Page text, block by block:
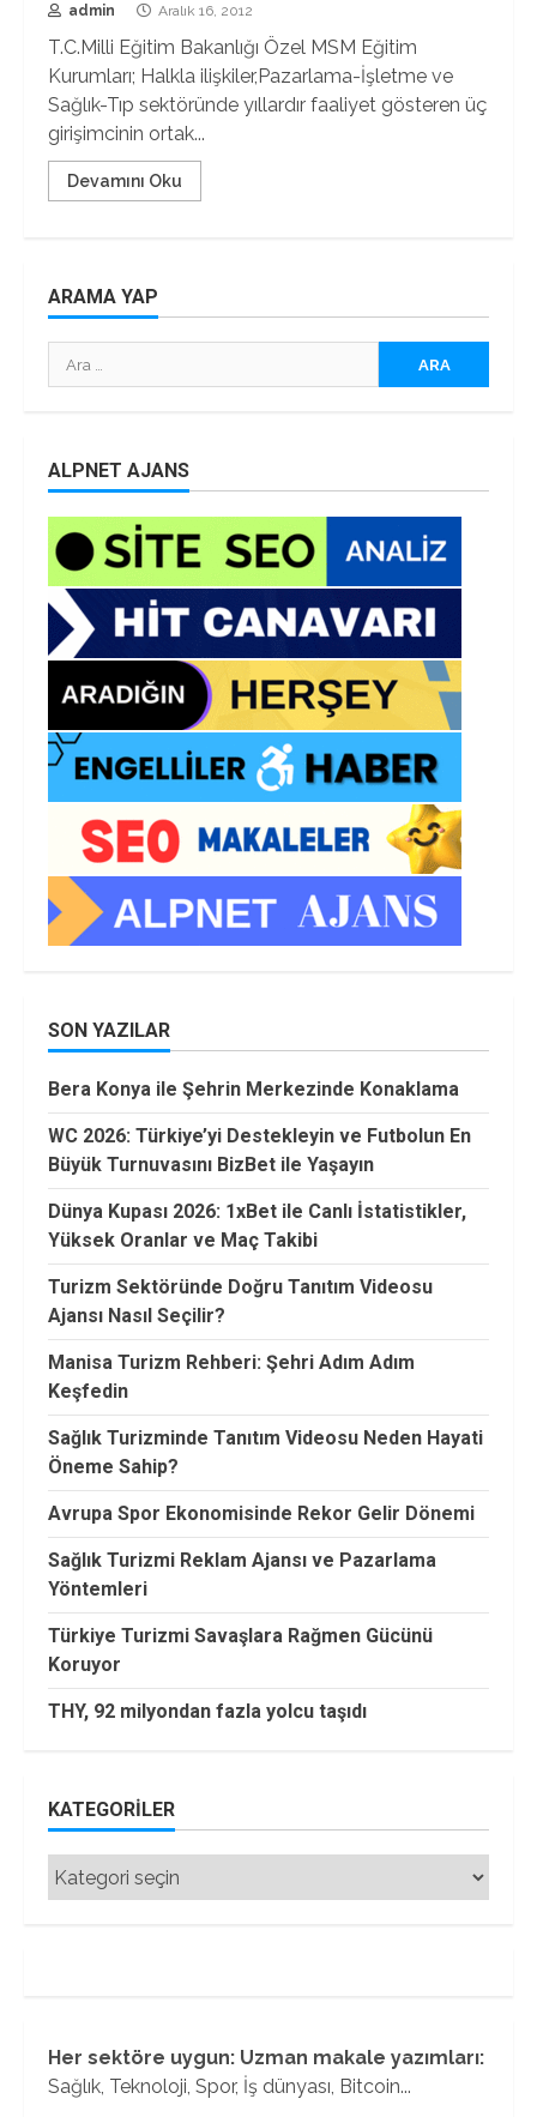
admin Aralık 16, 2012
T.C.Milli Eğitim Bakanlığı Özel MSM Eğitim
Kurumları; Halkla ilişkiler,Pazarlama-İşletme ve
Sağlık-Tıp sektöründe yıllardır faaliyet gösteren üç
girişimcinin ortak...
Devamını Oku
ARAMA YAP
Arama:
ALPNET AJANS
SON YAZILAR
Bera Konya ile Şehrin Merkezinde Konaklama
WC 2026: Türkiye’yi Destekleyin ve Futbolun En
Büyük Turnuvasını BizBet ile Yaşayın
Dünya Kupası 2026: 1xBet ile Canlı İstatistikler,
Yüksek Oranlar ve Maç Takibi
Turizm Sektöründe Doğru Tanıtım Videosu
Ajansı Nasıl Seçilir?
Manisa Turizm Rehberi: Şehri Adım Adım
Keşfedin
Sağlık Turizminde Tanıtım Videosu Neden Hayati
Öneme Sahip?
Avrupa Spor Ekonomisinde Rekor Gelir Dönemi
Sağlık Turizmi Reklam Ajansı ve Pazarlama
Yöntemleri
Türkiye Turizmi Savaşlara Rağmen Gücünü
Koruyor
THY, 92 milyondan fazla yolcu taşıdı
KATEGORILER
Kategoriler
Her sektöre uygun: Uzman makale yazımları:
Sağlık, Teknoloji, Spor, İş dünyası, Bitcoin...